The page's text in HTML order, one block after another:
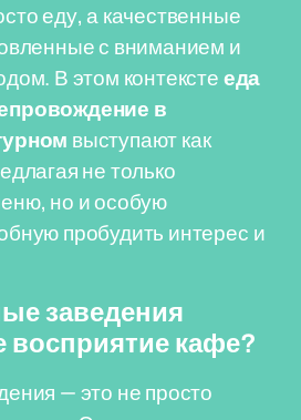
еду, а качественные
с вниманием и
В этом контекстееда
в
выступают как
не только
но и особую
пробудить интерес и
заведения
кафе?
— это не просто